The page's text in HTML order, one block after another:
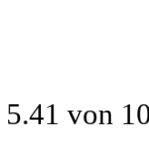
5.41 von